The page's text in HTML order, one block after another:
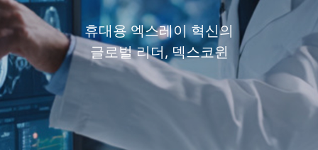
휴대용 엑스레이 혁신의
글로벌 리더, 덱스코윈